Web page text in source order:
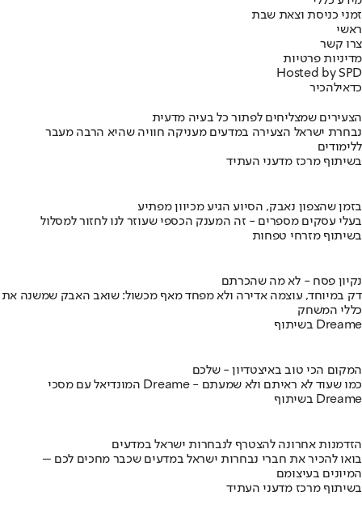
זמני כניסת וצאת שבת
ראשי
צרו קשר
מדיניות פרטיות
Hosted by SPD
כדאילהכיר
הצעירים שמצליחים לפתור כל בעיה מדעית
נבחרת ישראל הצעירה במדעים מעניקה חוויה שהיא הרבה מעבר
ללימודים
בשיתוף מרכז מדעני העתיד
בזמן שהצפון נאבק, הסיוע הגיע מכיוון מפתיע
בעלי עסקים מספרים - זה המענק הכספי שעוזר לנו לחזור למסלול
בשיתוף מזרחי טפחות
נקיון פסח - לא מה שהכרתם
דק במיוחד, עוצמה אדירה ולא מפחד מאף מכשול: שואב האבק שמשנה את
כללי המשחק
בשיתוף Dreame
המקום הכי טוב באיצטדיון - שלכם
המונדיאל עם מסכי Dreame - כמו שעוד לא ראיתם ולא שמעתם
בשיתוף Dreame
הזדמנות אחרונה להצטרף לנבחרות ישראל במדעים
בואו להכיר את חברי נבחרות ישראל במדעים שכבר מחכים לכם –
המיונים בעיצומם
בשיתוף מרכז מדעני העתיד